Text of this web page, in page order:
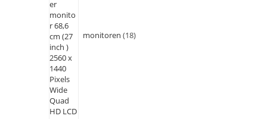
monitoren 18